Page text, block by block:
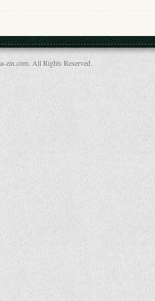
zin.com. All Rights Reserved.